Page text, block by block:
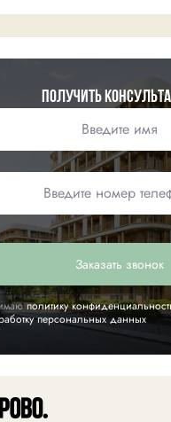
Получить
Заказать звонок
политику
персональных данных